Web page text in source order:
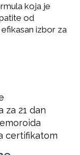
koja je
od
izbor za
za 21 dan
certifikatom